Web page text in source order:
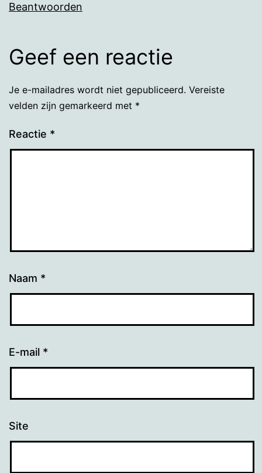
Beantwoorden
Geef een reactie
Je e-mailadres wordt niet gepubliceerd. Vereiste
velden zijn gemarkeerd met *
Reactie *
Naam *
E-mail *
Site